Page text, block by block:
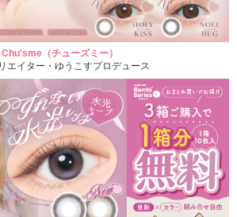
Chu'sme（チューズミー）
エイター・ゆうこすプロデュース